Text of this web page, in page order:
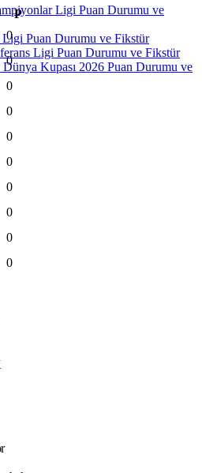
Ligi Puan Durumu ve
Puan Durumu ve Fikstür
Ligi Puan Durumu ve Fikstür
Dünya Kupası 2026 Puan Durumu ve
P
0
0
0
0
0
0
0
0
0
0